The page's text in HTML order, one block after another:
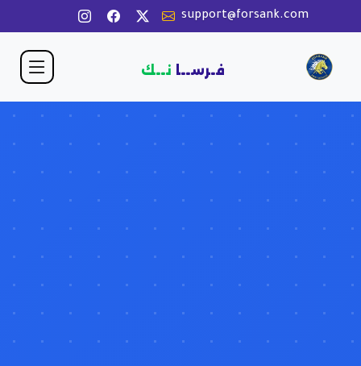
support@forsank.com
فـرســا نــك